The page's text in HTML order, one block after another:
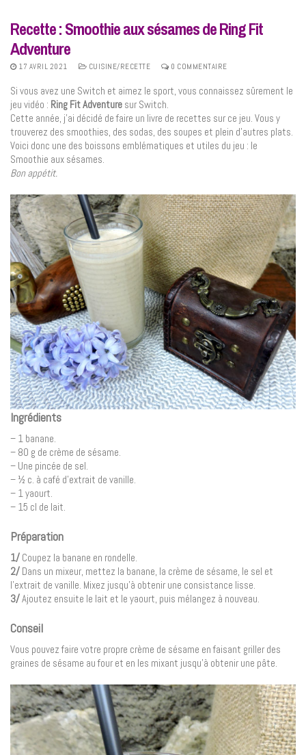
Recette : Smoothie aux sésames de Ring Fit
Adventure
17 AVRIL 2021 CUISINE/RECETTE 0 COMMENTAIRE
Si vous avez une Switch et aimez le sport, vous connaissez sûrement le
jeu vidéo : Ring Fit Adventure sur Switch.
Cette année, j’ai décidé de faire un livre de recettes sur ce jeu. Vous y
trouverez des smoothies, des sodas, des soupes et plein d’autres plats.
Voici donc une des boissons emblématiques et utiles du jeu : le
Smoothie aux sésames.
Bon appétit.
Ingrédients
– 1 banane.
– 80 g de crème de sésame.
– Une pincée de sel.
– ½ c. à café d’extrait de vanille.
– 1 yaourt.
– 15 cl de lait.
Préparation
1/ Coupez la banane en rondelle.
2/ Dans un mixeur, mettez la banane, la crème de sésame, le sel et
l’extrait de vanille. Mixez jusqu’à obtenir une consistance lisse.
3/Ajoutez ensuite le lait et le yaourt, puis mélangez à nouveau.
Conseil
Vous pouvez faire votre propre crème de sésame en faisant griller des
graines de sésame au four et en les mixant jusqu’à obtenir une pâte.